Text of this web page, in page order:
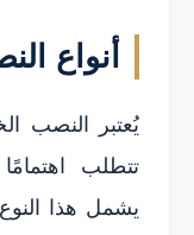
أنواع
يُعتبر النصب
تتطلب
يشمل هذا